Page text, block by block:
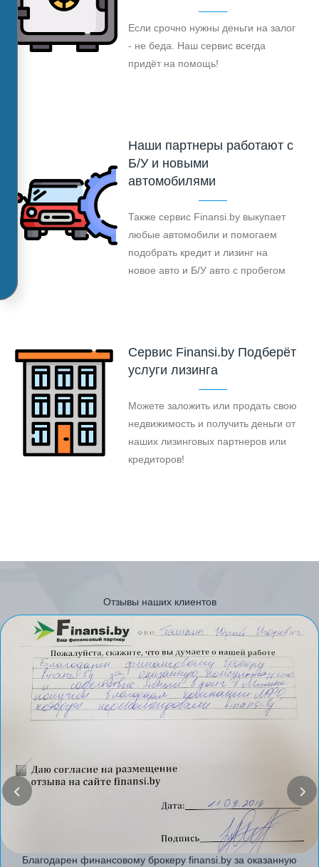
Если срочно нужны деньги на залог
- не беда. Наш сервис всегда
придёт на помощь!
Наши партнеры работают с
Б/У и новыми
автомобилями
Также сервис Finansi.by выкупает
любые автомобили и помогаем
подобрать кредит и лизинг на
новое авто и Б/У авто с пробегом
Cервис Finansi.by Подберёт
услуги лизинга
Можете заложить или продать свою
недвижимость и получить деньги от
наших лизинговых партнеров или
кредиторов!
Отзывы наших клиентов
Благодарен финансовому брокеру finansi.by за оказанную